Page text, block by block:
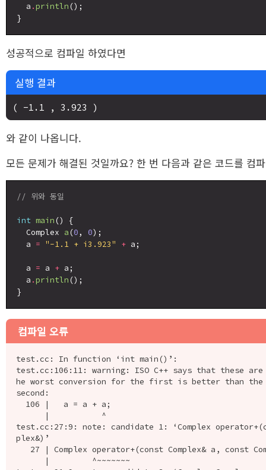
  a
.println ();
성공적으로 컴파일 하였다면
실행 결과
와 같이 나옵니다.
모든 문제가 해결된 것일까요? 한 번 다음과 같은 코드를 컴
// 위와 동일
int main () {
  Complex
a (0, 0);
  a
= "-1.1 + i3.923" + a;
  a
= a + a;
  a
.println ();
컴파일 오류
test.cc: In function ‘int main()’:
test.cc:106:11: warning: ISO C++ says that these are
he worst conversion for the first is better than the
second:
test.cc:27:9: note: candidate 1: ‘Complex
plex&)’